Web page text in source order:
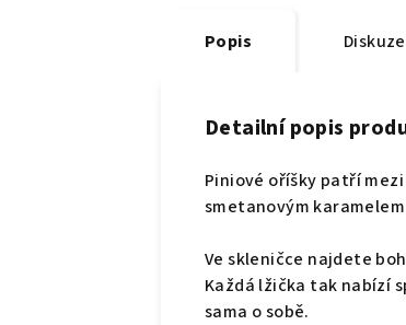
Popis Diskuze
Detailní popis
Piniové oříšky patří
smetanovým
Ve skleničce najdete
Každá lžička tak nabízí
sama o sobě.